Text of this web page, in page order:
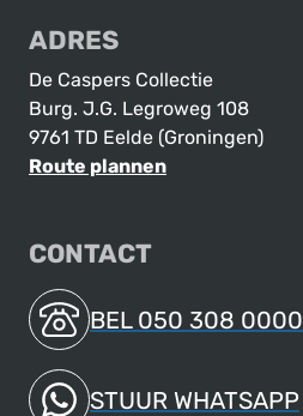
ADRES
De Caspers Collectie
Burg. J.G. Legroweg 108
9761 TD Eelde (Groningen)
Route plannen
CONTACT
BEL 050 308 0000
STUUR WHATSAPP